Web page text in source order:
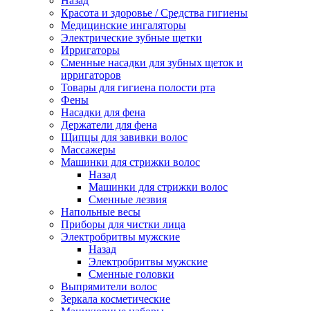
Красота и здоровье / Средства гигиены
Медицинские ингаляторы
Электрические зубные щетки
Ирригаторы
Сменные насадки для зубных щеток и
ирригаторов
Товары для гигиена полости рта
Фены
Насадки для фена
Держатели для фена
Щипцы для завивки волос
Массажеры
Машинки для стрижки волос
Назад
Машинки для стрижки волос
Сменные лезвия
Напольные весы
Приборы для чистки лица
Электробритвы мужские
Назад
Электробритвы мужские
Сменные головки
Выпрямители волос
Зеркала косметические